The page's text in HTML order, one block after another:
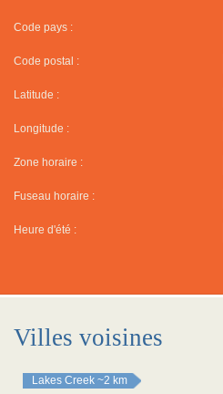
Code pays :
Code postal :
Latitude :
Longitude :
Zone horaire :
Fuseau horaire :
Heure d'été :
Villes voisines
Lakes Creek ~2 km